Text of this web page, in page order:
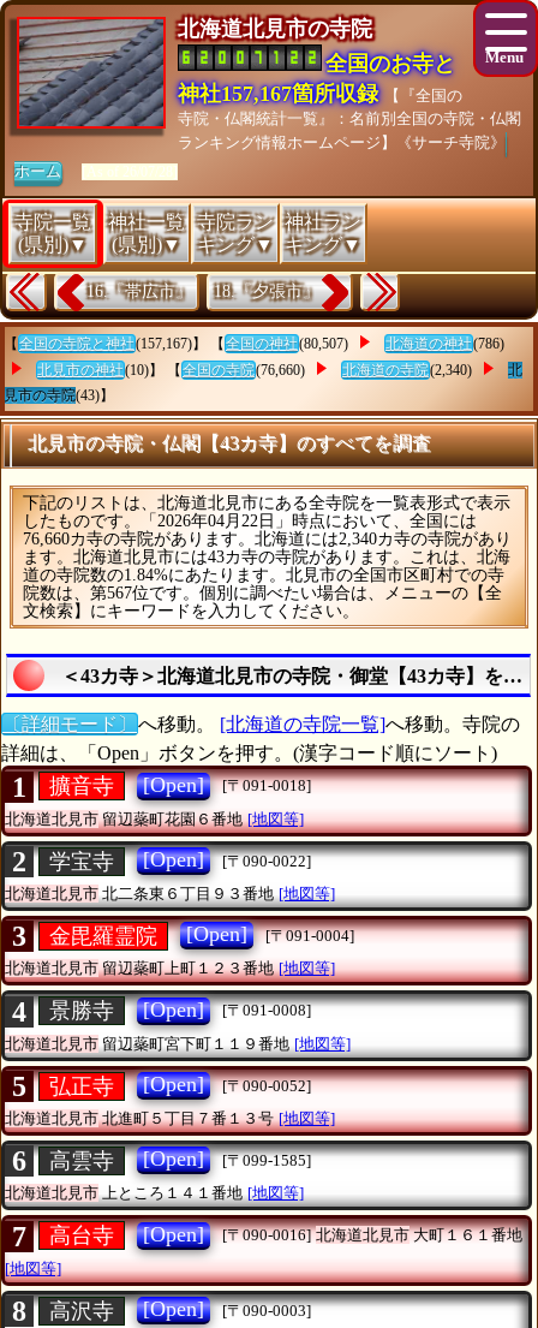
北海道北見市の寺院
全国のお寺と
神社157,167箇所収録
【『全国の
寺院・仏閣統計一覧』：名前別全国の寺院・仏閣
ランキング情報ホームページ】《サーチ寺院》
ホーム
[As of 26/07/28]
寺院一覧
(県別)▼
神社一覧
(県別)▼
寺院ラン
キング▼
神社ラン
キング▼
16.『帯広市』 18.『夕張市』
【 全国の寺院と神社(157,167)】 【 全国の神社(80,507) 北海道の神社(786)
北見市の神社(10)】 【 全国の寺院(76,660) 北海道の寺院(2,340)
北
見市の寺院(43)】
北見市の寺院・仏閣【43カ寺】のすべてを調査
下記のリストは、北海道北見市にある全寺院を一覧表形式で表示
したものです。「2026年04月22日」時点において、全国には
76,660カ寺の寺院があります。北海道には2,340カ寺の寺院があり
ます。北海道北見市には43カ寺の寺院があります。これは、北海
道の寺院数の1.84%にあたります。北見市の全国市区町村での寺
院数は、第567位です。個別に調べたい場合は、メニューの【全
文検索】にキーワードを入力してください。
＜43カ寺＞北海道北見市の寺院・御堂【43カ寺】を調
〔詳細モード〕 へ移動。 [北海道の寺院一覧]へ移動。寺院の
詳細は、「Open」ボタンを押す。(漢字コード順にソート)
1 擴音寺 [Open]
[〒091-0018]
北海道北見市留辺蘂町花園６番地 [地図等]
2 学宝寺 [Open]
[〒090-0022]
北海道北見市北二条東６丁目９３番地 [地図等]
3 金毘羅霊院 [Open]
[〒091-0004]
北海道北見市留辺蘂町上町１２３番地 [地図等]
4 景勝寺 [Open]
[〒091-0008]
北海道北見市 留辺蘂町宮下町１１９番地 [地図等]
5 弘正寺 [Open]
[〒090-0052]
北海道北見市北進町５丁目７番１３号 [地図等]
6 高雲寺 [Open]
[〒099-1585]
北海道北見市上ところ１４１番地 [地図等]
7 高台寺 [Open] [〒090-0016] 北海道北見市大町１６１番地
[地図等]
8 高沢寺 [Open]
[〒090-0003]